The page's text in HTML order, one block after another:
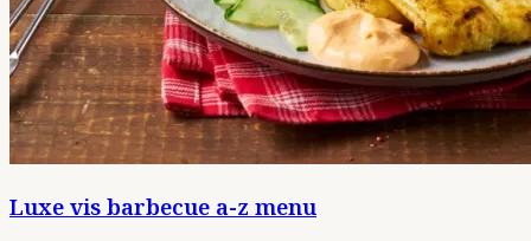
Luxe vis barbecue a-z menu